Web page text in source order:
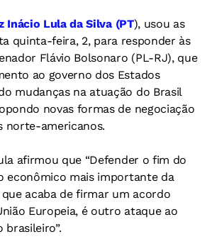
Inácio Lula da Silva (PT), usou as
quinta-feira, 2, para responder às
Flávio Bolsonaro (PL-RJ), que
ao governo dos Estados
mudanças na atuação do Brasil
novas formas de negociação
norte-americanos.
afirmou que “Defender o fim do
econômico mais importante da
acaba de firmar um acordo
Europeia, é outro ataque ao
brasileiro”.